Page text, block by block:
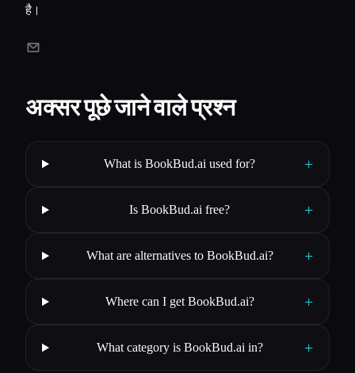
है।
अक्सर पूछे जाने वाले प्रश्न
What is BookBud.ai used for? +
Is BookBud.ai free? +
What are alternatives to BookBud.ai? +
Where can I get BookBud.ai? +
What category is BookBud.ai in? +